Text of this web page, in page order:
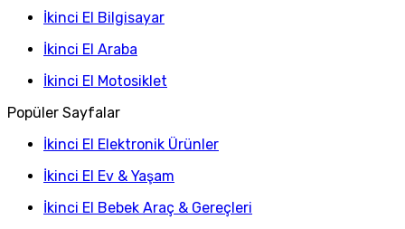
İkinci El Bilgisayar
İkinci El Araba
İkinci El Motosiklet
Popüler Sayfalar
İkinci El Elektronik Ürünler
İkinci El Ev & Yaşam
İkinci El Bebek Araç & Gereçleri